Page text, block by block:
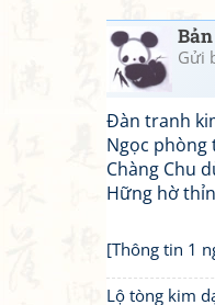
Gửi
Đàn tranh
Ngọc phòng
Chàng Chu
Hững hờ
[Thông tin 1
Lộ tòng kim